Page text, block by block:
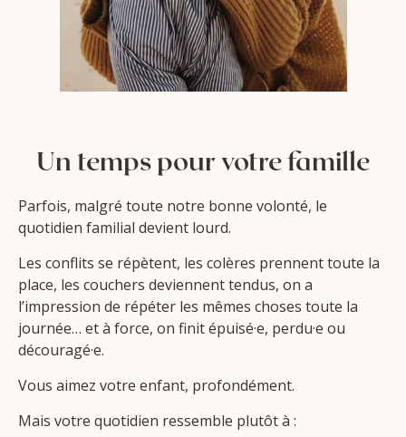
Un temps pour votre famille
Parfois, malgré toute notre bonne volonté, le
quotidien familial devient lourd.
Les conflits se répètent, les colères prennent toute la
place, les couchers deviennent tendus, on a
l’impression de répéter les mêmes choses toute la
journée… et à force, on finit épuisé·e, perdu·e ou
découragé·e.
Vous aimez votre enfant, profondément.
Mais votre quotidien ressemble plutôt à :